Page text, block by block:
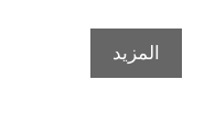
المزيد
يعقوب